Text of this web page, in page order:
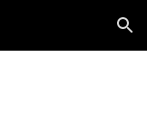
Skip to navigation